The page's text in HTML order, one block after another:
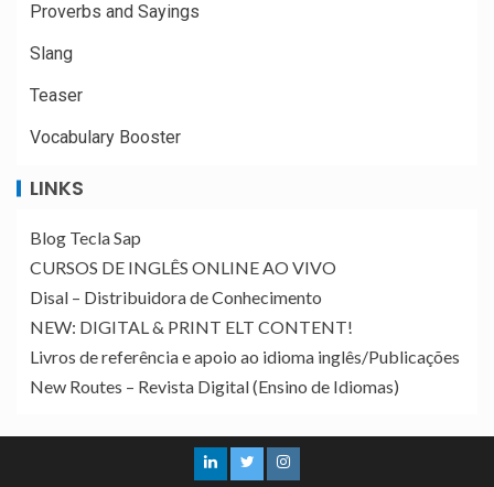
Proverbs and Sayings
Slang
Teaser
Vocabulary Booster
LINKS
Blog Tecla Sap
CURSOS DE INGLÊS ONLINE AO VIVO
Disal – Distribuidora de Conhecimento
NEW: DIGITAL & PRINT ELT CONTENT!
Livros de referência e apoio ao idioma inglês/Publicações
New Routes – Revista Digital (Ensino de Idiomas)